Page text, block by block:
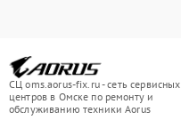
СЦ oms.aorus-fix.ru - сеть сервисных
центров в Омске по ремонту и
обслуживанию техники Aorus